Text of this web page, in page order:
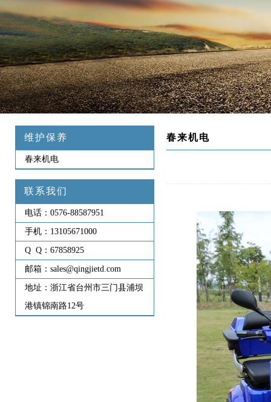
维护保养
春来机电
联系我们
电话： 0576-88587951
手机： 13105671000
Q Q： 67858925
邮箱： sales@qingjietd.com
地址： 浙江省台州市三门县浦坝
港镇锦南路12号
春来机电